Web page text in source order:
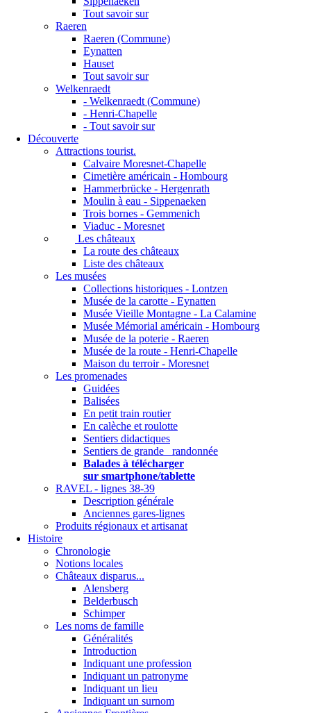
Tout savoir sur
Raeren
Raeren (Commune)
Eynatten
Hauset
Tout savoir sur
Welkenraedt
- Welkenraedt (Commune)
- Henri-Chapelle
- Tout savoir sur
Découverte
Attractions tourist.
Calvaire Moresnet-Chapelle
Cimetière américain - Hombourg
Hammerbrücke - Hergenrath
Moulin à eau - Sippenaeken
Trois bornes - Gemmenich
Viaduc - Moresnet
Les châteaux
La route des châteaux
Liste des châteaux
Les musées
Collections historiques - Lontzen
Musée de la carotte - Eynatten
Musée Vieille Montagne - La Calamine
Musée Mémorial américain - Hombourg
Musée de la poterie - Raeren
Musée de la route - Henri-Chapelle
Maison du terroir - Moresnet
Les promenades
Guidées
Balisées
En petit train routier
En calèche et roulotte
Sentiers didactiques
Sentiers de grande randonnée
Balades à télécharger
sur smartphone/tablette
RAVEL - lignes 38-39
Description générale
Anciennes gares-lignes
Produits régionaux et artisanat
Histoire
Chronologie
Notions locales
Châteaux disparus...
Alensberg
Belderbusch
Schimper
Les noms de famille
Généralités
Introduction
Indiquant une profession
Indiquant un patronyme
Indiquant un lieu
Indiquant un surnom